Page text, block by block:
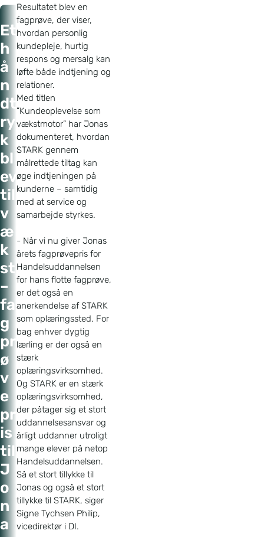
Et
h
å
n
dt
ry
k
bl
ev
til
v
æ
k
st
–
fa
g
pr
ø
v
e
pr
is
til
J
o
n
a
Forside
Nyheder
Et håndtryk
blev til
vækst –
fagprøvepris
til Jonas og
STARK
Resultatet blev en
fagprøve, der viser,
hvordan personlig
kundepleje, hurtig
respons og mersalg kan
løfte både indtjening og
relationer.
Med titlen
”Kundeoplevelse som
vækstmotor” har Jonas
dokumenteret, hvordan
STARK gennem
målrettede tiltag kan
øge indtjeningen på
kunderne – samtidig
med at service og
samarbejde styrkes.
- Når vi nu giver Jonas
årets fagprøvepris for
Handelsuddannelsen
for hans flotte fagprøve,
er det også en
anerkendelse af STARK
som oplæringssted. For
bag enhver dygtig
lærling er der også en
stærk
oplæringsvirksomhed.
Og STARK er en stærk
oplæringsvirksomhed,
der påtager sig et stort
uddannelsesansvar og
årligt uddanner utroligt
mange elever på netop
Handelsuddannelsen.
Så et stort tillykke til
Jonas og også et stort
tillykke til STARK, siger
Signe Tychsen Philip,
vicedirektør i DI.